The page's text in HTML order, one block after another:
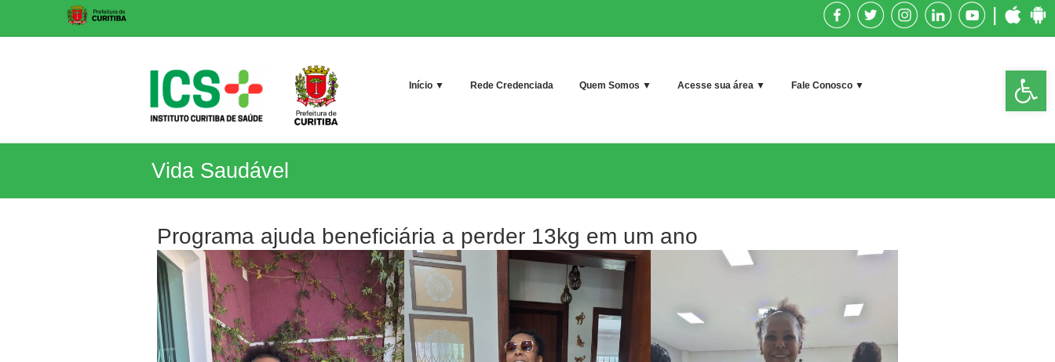
|
ICS
Saúde
Início ▼ Rede Credenciada Quem Somos ▼ Acesse sua área ▼ Fale Conosco ▼
Vida Saudável
Programa ajuda beneficiária a perder 13kg em um ano